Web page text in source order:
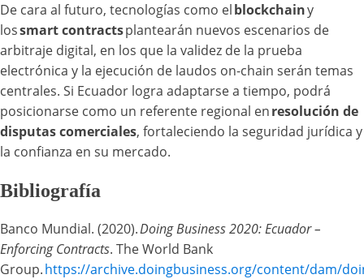
De cara al futuro, tecnologías como elblockchainy
lossmart contractsplantearán nuevos escenarios de
arbitraje digital, en los que la validez de la prueba
electrónica y la ejecución de laudos on-chain serán temas
centrales. Si Ecuador logra adaptarse a tiempo, podrá
posicionarse como un referente regional enresolución de
disputas comerciales, fortaleciendo la seguridad jurídica y
la confianza en su mercado.
Bibliografía
Banco Mundial. (2020).Doing Business 2020: Ecuador –
Enforcing Contracts. The World Bank
Group.https://archive.doingbusiness.org/content/dam/